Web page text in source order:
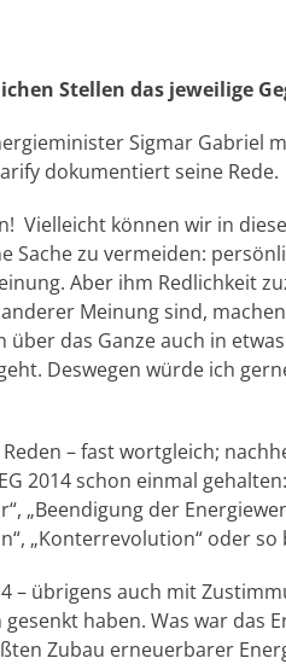
Stellen das jeweilige
Sigmar Gabriel
dokumentiert seine Rede.
Vielleicht können wir in
Sache zu vermeiden:
Aber ihm Redlichkeit
Meinung sind,
das Ganze auch in
Deswegen würde ich
– fast wortgleich;
2014 schon einmal
„Beendigung der
„Konterrevolution“ oder so
– übrigens auch mit
haben. Was war das
Zubau erneuerbarer